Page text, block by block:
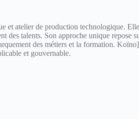
atelier de production technologique.
talents. Son approche unique repose
des métiers et la formation.
et gouvernable.​